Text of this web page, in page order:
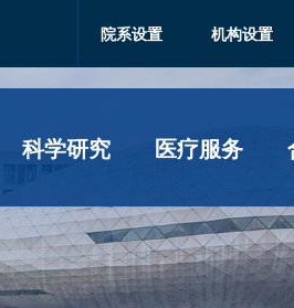
科学研究 医疗服务
院系设置 机构设置